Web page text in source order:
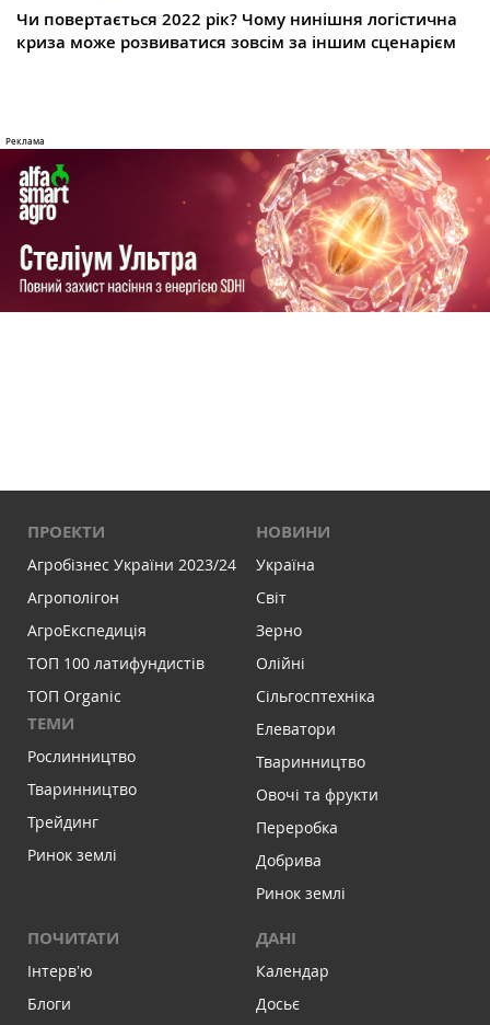
Чи повертається 2022 рік? Чому нинішня логістична
криза може розвиватися зовсім за іншим сценарієм
ПРОЕКТИ
Агробізнес України 2023/24
Агрополігон
АгроЕкспедиція
ТОП 100 латифундистів
ТОП Organic
ТЕМИ
Рослинництво
Тваринництво
Трейдинг
Ринок землі
НОВИНИ
Україна
Світ
Зерно
Олійні
Сільгосптехніка
Елеватори
Тваринництво
Овочі та фрукти
Переробка
Добрива
Ринок землі
ПОЧИТАТИ
Інтервʼю
Блоги
ДАНІ
Календар
Досьє